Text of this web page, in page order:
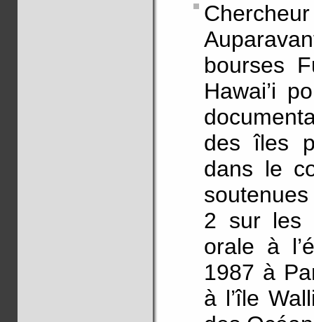
bourses
Hawai’i
des îles
dans le
2 sur les
orale à
1987 à
à l’île